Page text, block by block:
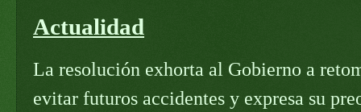
Actualidad
La resolución exhorta al Gobierno a
evitar futuros accidentes y expresa su